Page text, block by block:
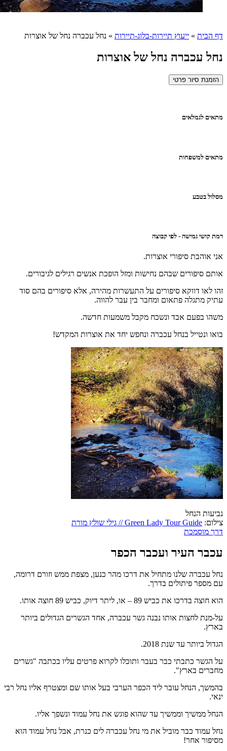
דף הבית » ייעוץ תיירות-בלוג-תיירות » נחל עכברה נחל של אוצרות
נחל עכברה נחל של אוצרות
הזמנת סיור פרטי
מתאים לגמלאים
מתאים למשפחות
מסלול בטבע
רמת קושי גמישה - לפי קבוצה
אני אוהבת סיפורי אוצרות.
אותם סיפורים שבהם נחישות ומזל הופכת אנשים רגילים לגיבורים.
זהו לאו דווקא סיפורים על התעשרות מהירה, אלא סיפורים בהם סוד
עתיק מתגלה פתאום ומחבר בין עבר להווה.
משהו בפעם אבד ונשכח מקבל משמעות חדשה.
בואו ונטייל בנחל עכברה ונחפש יחד את אוצרות המקדש!
נביעות הנחל
צילום:
Green Lady Tour Guide // גילי שולץ מורת
דרך מוסמכת
עכבר העיר ועכבר הכפר
נחל עכברה שלנו מתחיל את דרכו מהר כנען, מצפת ממש וזורם דרומה,
עם מספר פיתולים בדרך.
הוא חוצה בדרכו את כביש 89 – או, ליתר דיוק, כביש 89 חוצה אותו.
על-מנת לחצות אותו נבנה גשר עכברה, אחד הגשרים הגדולים ביותר
בארץ.
הגדול ביותר עד שנת 2018.
על הגשר כתבתי כבר בעבר ותוכלו לקרוא פרטים עליו בכתבה "גשרים
מחברים בארץ".
בהמשך, הנחל עובר ליד הכפר הערבי בעל אותו שם ומצטרף אליו נחל רבי
ינאי.
הנחל ממשיך וממשיך עד שהוא פוגש את נחל עמוד ונשפך אליו.
נחל עמוד כבר מוביל את מי נחל עכברה לים כנרת, אבל נחל עמוד הוא
מסיפור אחר!